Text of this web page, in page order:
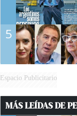
5
Espacio Publicitario
MÁS LEÍDAS DE